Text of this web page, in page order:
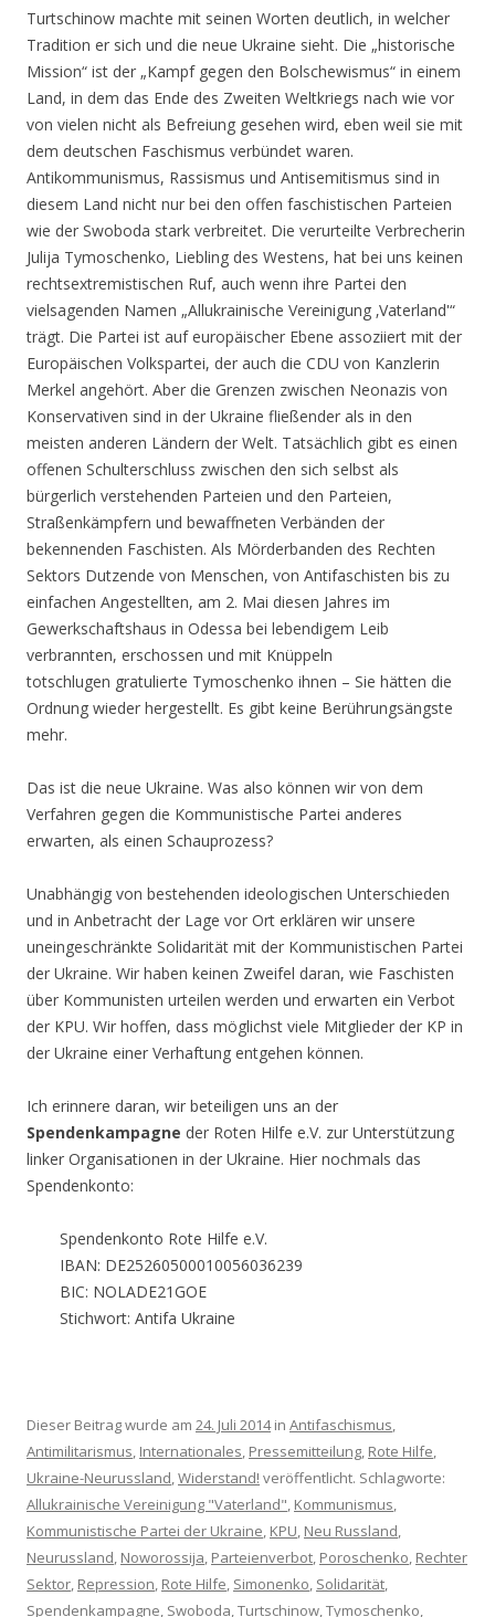
Turtschinow machte mit seinen Worten deutlich, in welcher
Tradition er sich und die neue Ukraine sieht. Die „historische
Mission“ ist der „Kampf gegen den Bolschewismus“ in einem
Land, in dem das Ende des Zweiten Weltkriegs nach wie vor
von vielen nicht als Befreiung gesehen wird, eben weil sie mit
dem deutschen Faschismus verbündet waren.
Antikommunismus, Rassismus und Antisemitismus sind in
diesem Land nicht nur bei den offen faschistischen Parteien
wie der Swoboda stark verbreitet. Die verurteilte Verbrecherin
Julija Tymoschenko, Liebling des Westens, hat bei uns keinen
rechtsextremistischen Ruf, auch wenn ihre Partei den
vielsagenden Namen „Allukrainische Vereinigung ‚Vaterland'“
trägt. Die Partei ist auf europäischer Ebene assoziiert mit der
Europäischen Volkspartei, der auch die CDU von Kanzlerin
Merkel angehört. Aber die Grenzen zwischen Neonazis von
Konservativen sind in der Ukraine fließender als in den
meisten anderen Ländern der Welt. Tatsächlich gibt es einen
offenen Schulterschluss zwischen den sich selbst als
bürgerlich verstehenden Parteien und den Parteien,
Straßenkämpfern und bewaffneten Verbänden der
bekennenden Faschisten. Als Mörderbanden des Rechten
Sektors Dutzende von Menschen, von Antifaschisten bis zu
einfachen Angestellten, am 2. Mai diesen Jahres im
Gewerkschaftshaus in Odessa bei lebendigem Leib
verbrannten, erschossen und mit Knüppeln
totschlugen gratulierte Tymoschenko ihnen – Sie hätten die
Ordnung wieder hergestellt. Es gibt keine Berührungsängste
mehr.
Das ist die neue Ukraine. Was also können wir von dem
Verfahren gegen die Kommunistische Partei anderes
erwarten, als einen Schauprozess?
Unabhängig von bestehenden ideologischen Unterschieden
und in Anbetracht der Lage vor Ort erklären wir unsere
uneingeschränkte Solidarität mit der Kommunistischen Partei
der Ukraine. Wir haben keinen Zweifel daran, wie Faschisten
über Kommunisten urteilen werden und erwarten ein Verbot
der KPU. Wir hoffen, dass möglichst viele Mitglieder der KP in
der Ukraine einer Verhaftung entgehen können.
Ich erinnere daran, wir beteiligen uns an der
Spendenkampagne der Roten Hilfe e.V. zur Unterstützung
linker Organisationen in der Ukraine. Hier nochmals das
Spendenkonto:
Spendenkonto Rote Hilfe e.V.
IBAN: DE25260500010056036239
BIC: NOLADE21GOE
Stichwort: Antifa Ukraine
Dieser Beitrag wurde am 24. Juli 2014in Antifaschismus,
Antimilitarismus, Internationales, Pressemitteilung, Rote Hilfe,
Ukraine-Neurussland,Widerstand! veröffentlicht. Schlagworte:
Allukrainische Vereinigung "Vaterland", Kommunismus,
Kommunistische Partei der Ukraine, KPU, Neu Russland,
Neurussland, Noworossija, Parteienverbot, Poroschenko, Rechter
Sektor, Repression, Rote Hilfe, Simonenko, Solidarität,
Spendenkampagne, Swoboda,Turtschinow,Tymoschenko,